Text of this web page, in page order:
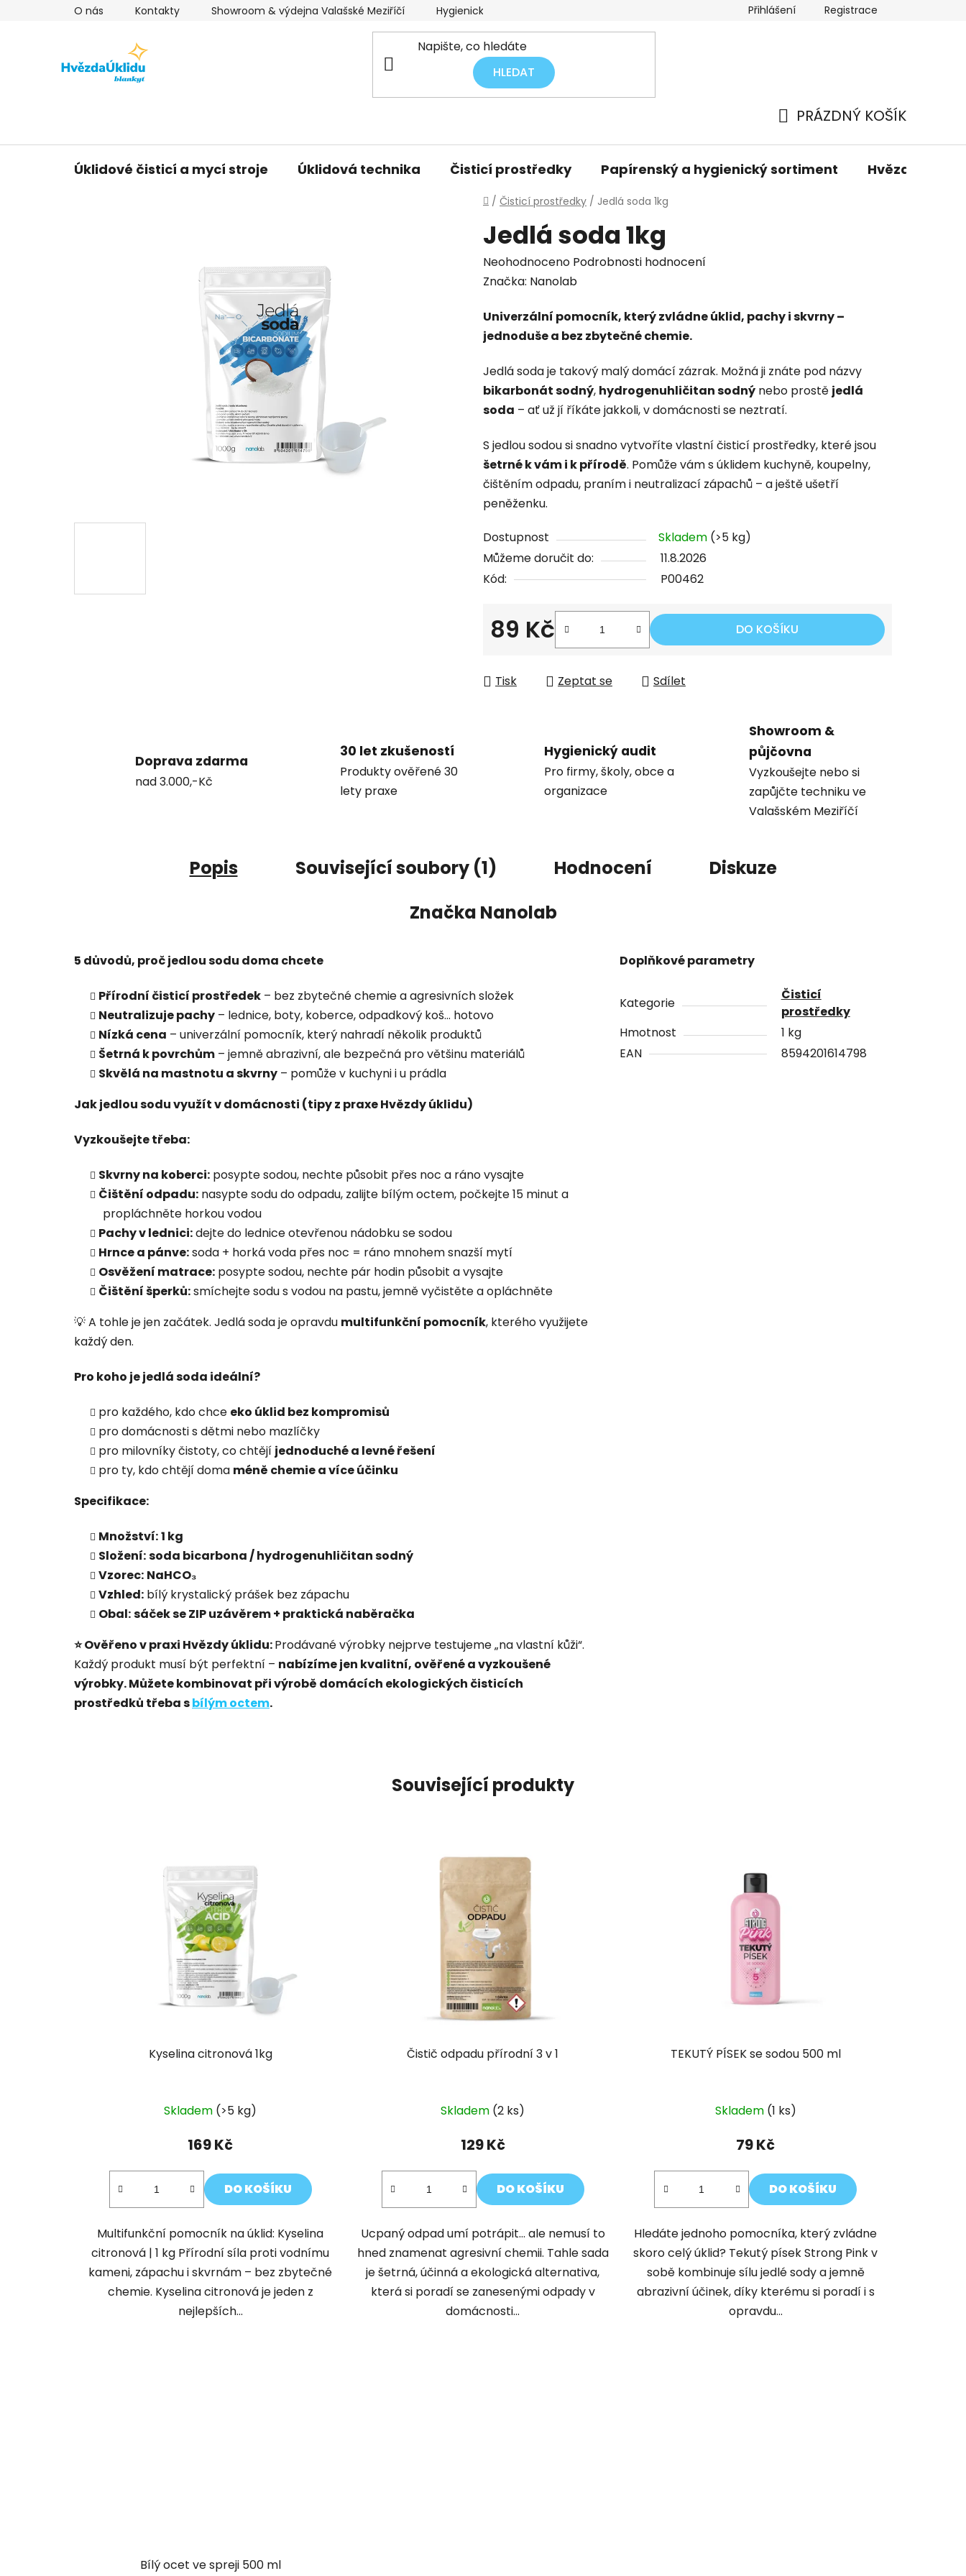
O nás Kontakty Showroom & výdejna Valašské Meziříčí Hygienický audit úklidu Podmínky ochrany osobních údajů
Přihlášení Registrace
HLEDAT
NÁKUPNÍ
PRÁZDNÝ KOŠÍK
Úklidové čisticí a mycí stroje Úklidová technika Čisticí prostředky Papírenský a hygienický sortiment Hvězdné
Domů
/ Čisticí prostředky / Jedlá soda 1kg
Jedlá soda 1kg
Průměrné
hodnocení
je
0,0
5
hvězdiček.
Neohodnoceno Podrobnosti hodnocení
Značka: Nanolab
Univerzální pomocník, který zvládne úklid, pachy i skvrny –
jednoduše a bez zbytečné chemie.
Jedlá soda je takový malý domácí zázrak. Možná ji znáte pod názvy
bikarbonát sodný, hydrogenuhličitan sodný nebo prostě jedlá
soda – ať už jí říkáte jakkoli, v domácnosti se neztratí.
S jedlou sodou si snadno vytvoříte vlastní čisticí prostředky, které jsou
šetrné k vám i k přírodě. Pomůže vám s úklidem kuchyně, koupelny,
čištěním odpadu, praním i neutralizací zápachů – a ještě ušetří
peněženku.
Dostupnost Skladem (>5 kg)
Můžeme doručit do:
11.8.2026
Kód:
P00462
89 Kč
Měrná cena:
DO KOŠÍKU
Tisk Zeptat se Sdílet
Doprava zdarma
nad 3.000,-Kč
30 let zkušeností
Produkty ověřené 30
lety praxe
Hygienický audit
Pro firmy, školy, obce a
organizace
Showroom &
půjčovna
Vyzkoušejte nebo si
zapůjčte techniku ve
Valašském Meziříčí
Popis Související soubory (1) Hodnocení
Diskuze
Značka Nanolab
5 důvodů, proč jedlou sodu doma chcete
Přírodní čisticí prostředek – bez zbytečné chemie a agresivních složek
Neutralizuje pachy – lednice, boty, koberce, odpadkový koš… hotovo
Nízká cena – univerzální pomocník, který nahradí několik produktů
Šetrná k povrchům – jemně abrazivní, ale bezpečná pro většinu materiálů
Skvělá na mastnotu a skvrny – pomůže v kuchyni i u prádla
Jak jedlou sodu využít v domácnosti (tipy z praxe Hvězdy úklidu)
Vyzkoušejte třeba:
Skvrny na koberci: posypte sodou, nechte působit přes noc a ráno vysajte
Čištění odpadu: nasypte sodu do odpadu, zalijte bílým octem, počkejte 15 minut a
propláchněte horkou vodou
Pachy v lednici:dejte do lednice otevřenou nádobku se sodou
Hrnce a pánve:soda + horká voda přes noc = ráno mnohem snazší mytí
Osvěžení matrace: posypte sodou, nechte pár hodin působit a vysajte
Čištění šperků:smíchejte sodu s vodou na pastu, jemně vyčistěte a opláchněte
💡 A tohle je jen začátek. Jedlá soda je opravdu multifunkční pomocník, kterého využijete
každý den.
Pro koho je jedlá soda ideální?
pro každého, kdo chce eko úklid bez kompromisů
pro domácnosti s dětmi nebo mazlíčky
pro milovníky čistoty, co chtějí jednoduché a levné řešení
pro ty, kdo chtějí doma méně chemie a více účinku
Specifikace:
Množství:1 kg
Složení:soda bicarbona / hydrogenuhličitan sodný
Vzorec: NaHCO₃
Vzhled: bílý krystalický prášek bez zápachu
Obal:sáček se ZIP uzávěrem + praktická naběračka
⭐ Ověřeno v praxi Hvězdy úklidu:Prodávané výrobky nejprve testujeme „na vlastní kůži“.
Každý produkt musí být perfektní – nabízíme jen kvalitní, ověřené a vyzkoušené
výrobky. Můžete kombinovat při výrobě domácích ekologických čisticích
prostředků třeba sbílým octem.
Doplňkové parametry
Kategorie
Čisticí
prostředky
Hmotnost
1 kg
EAN
8594201614798
Související produkty
Kyselina citronová 1kg
Skladem (>5 kg)
169 Kč
DO KOŠÍKU
Multifunkční pomocník na úklid: Kyselina
citronová | 1 kg Přírodní síla proti vodnímu
kameni, zápachu i skvrnám – bez zbytečné
chemie. Kyselina citronová je jeden z
nejlepších...
Čistič odpadu přírodní 3 v 1
Skladem (2 ks)
129 Kč
DO KOŠÍKU
Ucpaný odpad umí potrápit… ale nemusí to
hned znamenat agresivní chemii. Tahle sada
je šetrná, účinná a ekologická alternativa,
která si poradí se zanesenými odpady v
domácnosti...
TEKUTÝ PÍSEK se sodou 500 ml
hodnocení
produktu
5,0
hvězdiček.
Skladem (1 ks)
79 Kč
DO KOŠÍKU
Hledáte jednoho pomocníka, který zvládne
skoro celý úklid? Tekutý písek Strong Pink v
sobě kombinuje sílu jedlé sody a jemně
abrazivní účinek, díky kterému si poradí i s
opravdu...
Bílý ocet ve spreji 500 ml